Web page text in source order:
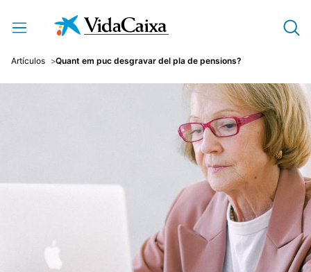
Salta al contingut principal
Artículos Quant em puc desgravar del pla de pensions?